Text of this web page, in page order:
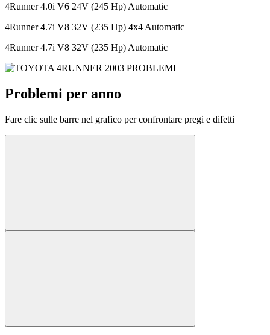
4Runner 4.0i V6 24V (245 Hp) Automatic
4Runner 4.7i V8 32V (235 Hp) 4x4 Automatic
4Runner 4.7i V8 32V (235 Hp) Automatic
Problemi per anno
Fare clic sulle barre nel grafico per confrontare pregi e difetti